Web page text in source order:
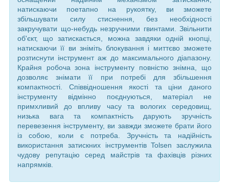
натискаючи поетапно на рукоятку, ви зможете
збільшувати силу стиснення, без необхідності
закручувати що-небудь незручними гвинтами. Звільнити
об'єкт, що затискається, можна завдяки одній кнопці,
натискаючи її ви зніміть блокування і миттєво зможете
розтиснути інструмент аж до максимального діапазону.
Крайня робоча зона інструменту повністю знімна, що
дозволяє знімати її при потребі для збільшення
компактності. Співвідношення якості та ціни даного
інструменту відмінно поєднуються, матеріал не
примхливий до впливу часу та вологих середовищ,
низька вага та компактність дарують зручність
перевезення інструменту, ви завжди зможете брати його
із собою, коли є потреба. Зручність та надійність
використання затискних інструментів Tolsen заслужила
чудову репутацію серед майстрів та фахівців різних
напрямків.